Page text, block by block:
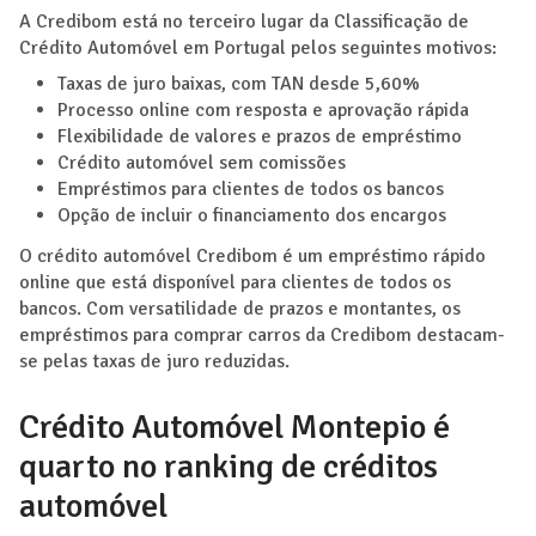
A Credibom está no terceiro lugar da Classificação de
Crédito Automóvel em Portugal pelos seguintes motivos:
Taxas de juro baixas, com TAN desde 5,60%
Processo online com resposta e aprovação rápida
Flexibilidade de valores e prazos de empréstimo
Crédito automóvel sem comissões
Empréstimos para clientes de todos os bancos
Opção de incluir o financiamento dos encargos
O crédito automóvel Credibom é um empréstimo rápido
online que está disponível para clientes de todos os
bancos. Com versatilidade de prazos e montantes, os
empréstimos para comprar carros da Credibom destacam-
se pelas taxas de juro reduzidas.
Crédito Automóvel Montepio é
quarto no ranking de créditos
automóvel